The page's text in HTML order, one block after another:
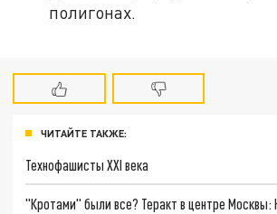
полигонах.
ЧИТАЙТЕ ТАКЖЕ:
Технофашисты XXI века
"Кротами" были все? Теракт в центре Москвы: